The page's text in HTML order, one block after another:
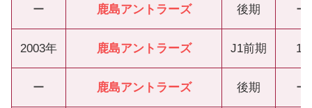
ー 鹿島アントラーズ 後期 ー
2003年 鹿島アントラーズ J1前期 15
ー 鹿島アントラーズ 後期 ー